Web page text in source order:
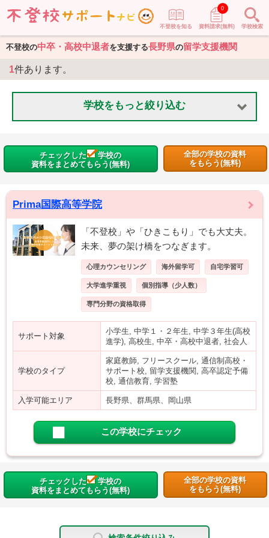
不登校を知る 資料請求(無料)
0
学校検索
不登校の中卒・高校中退者を支援する長野県の留学支援機関
1件あります。
学校をもっと絞り込む
チェックした
学校の
資料をまとめてもらう(無料)
全部の学校の資料
をもらう(無料)
Prima国際高等学院
「不登校」や「ひきこもり」でも大丈夫。
未来、夢の架け橋をつなぎます。
心理カウンセリング 海外留学可 自宅学習可
大学進学重視 個別指導（少人数）
専門分野の資格取得
サポート対象
小学生, 中学１・２年生, 中学３年生(高校
進学), 高校生, 中卒・高校中退者, 社会人
学校のタイプ
家庭教師, フリースクール, 通信制高校・
サポート校, 留学支援機関, 高卒認定予備
校, 通信教育, 学習塾
入学可能エリア 長野県、群馬県、岡山県
この学校にチェック
チェックした
学校の
資料をまとめてもらう(無料)
全部の学校の資料
をもらう(無料)